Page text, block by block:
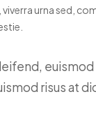
urna sed,
risus at